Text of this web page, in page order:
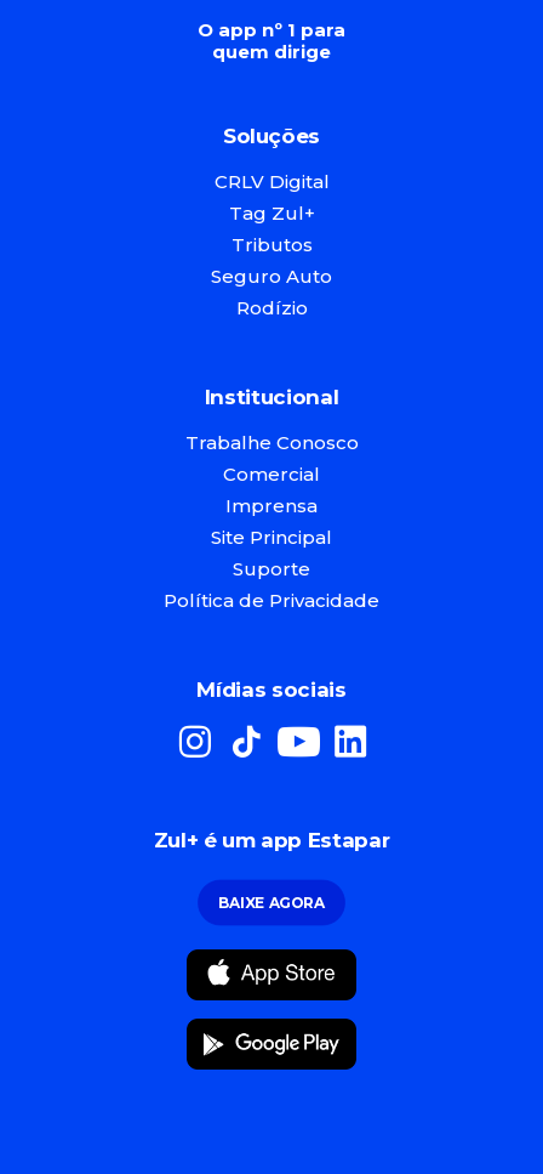
O app nº 1 para
quem dirige
Soluções
CRLV Digital
Tag Zul+
Tributos
Seguro Auto
Rodízio
Institucional
Trabalhe Conosco
Comercial
Imprensa
Site Principal
Suporte
Política de Privacidade
Mídias sociais
Zul+ é um app Estapar
BAIXE AGORA